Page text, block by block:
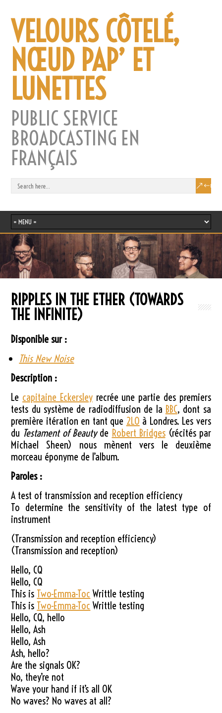
VELOURS CÔTELÉ,
NŒUD PAP’ ET
LUNETTES
PUBLIC SERVICE
BROADCASTING EN
FRANÇAIS
RIPPLES IN THE ETHER (TOWARDS
THE INFINITE)
Disponible sur :
This New Noise
Description :
Le capitaine Eckersleyrecrée une partie des premiers
tests du système de radiodiffusion de la BBC, dont sa
première itération en tant que 2LO à Londres. Les vers
du Testament of Beautyde Robert Bridges(récités par
Michael Sheen) nous mènent vers le deuxième
morceau éponyme de l’album.
Paroles :
A test of transmission and reception efficiency
To determine the sensitivity of the latest type of
instrument
(Transmission and reception efficiency)
(Transmission and reception)
Hello, CQ
Hello, CQ
This is Two-Emma-Toc Writtle testing
This is Two-Emma-Toc Writtle testing
Hello, CQ, hello
Hello, Ash
Hello, Ash
Ash, hello?
Are the signals OK?
No, they’re not
Wave your hand if it’s all OK
No waves? No waves at all?